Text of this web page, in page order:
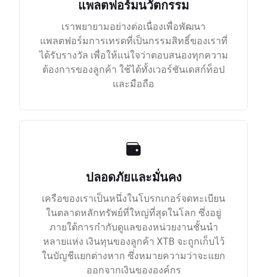
แพลตฟอร์มนวัตกรรม
เราพยายามอย่างต่อเนื่องเพื่อพัฒนา
แพลตฟอร์มการเทรดที่เป็นกรรมสิทธิ์ของเราที่
ได้รับรางวัล เพื่อให้แน่ใจว่าตอบสนองทุกความ
ต้องการของลูกค้า ใช้ได้ทั้งเวอร์ชันเดสก์ท็อป
และมือถือ
ปลอดภัยและมั่นคง
เครือของเราเป็นหนึ่งในโบรกเกอร์จดทะเบียน
ในตลาดหลักทรัพย์ที่ใหญ่ที่สุดในโลก ซึ่งอยู่
ภายใต้การกำกับดูแลของหน่วยงานชั้นนำ
หลายแห่ง เงินทุนของลูกค้า XTB จะถูกเก็บไว้
ในบัญชีแยกต่างหาก ซึ่งหมายความว่าจะแยก
ออกจากเงินขององค์กร